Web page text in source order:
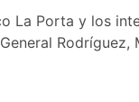
La Porta y los